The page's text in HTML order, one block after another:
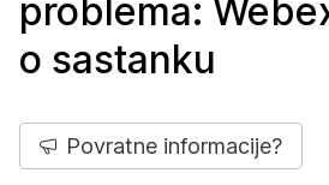
problema:
o sastanku
Povratne informacije?